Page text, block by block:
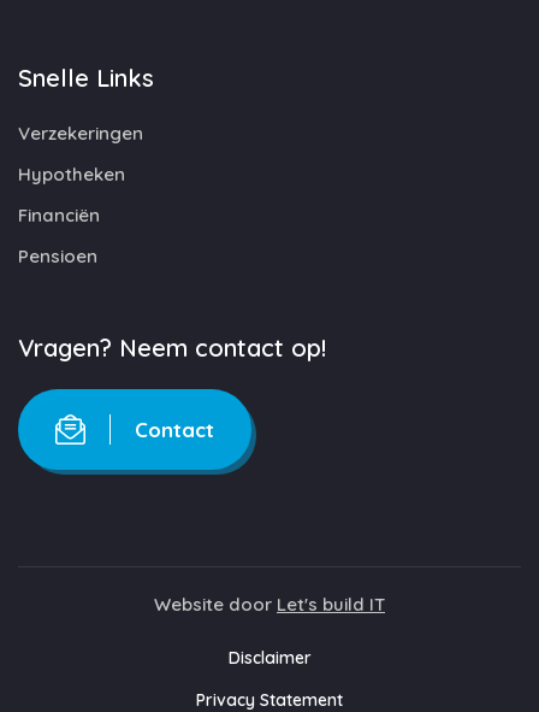
Snelle Links
Verzekeringen
Hypotheken
Financiën
Pensioen
Vragen? Neem contact op!
Contact
Website door Let's build IT
Disclaimer
Privacy Statement